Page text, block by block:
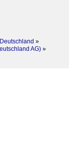
Deutschland »
AG) »